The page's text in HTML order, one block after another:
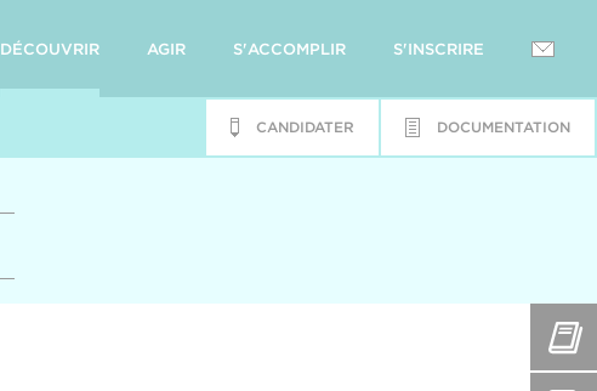
DÉCOUVRIR AGIR S'ACCOMPLIR S'INSCRIRE
DOCUMENTATION
CANDIDATER